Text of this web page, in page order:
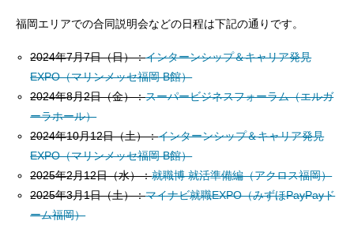
福岡エリアでの合同説明会などの日程は下記の通りです。
2024年7月7日（日）：インターンシップ＆キャリア発見
EXPO（マリンメッセ福岡 B館）
2024年8月2日（金）：スーパービジネスフォーラム（エルガ
ーラホール）
2024年10月12日（土）：インターンシップ＆キャリア発見
EXPO（マリンメッセ福岡 B館）
2025年2月12日（水）：就職博 就活準備編（アクロス福岡）
2025年3月1日（土）：マイナビ就職EXPO（みずほPayPayド
ーム福岡）